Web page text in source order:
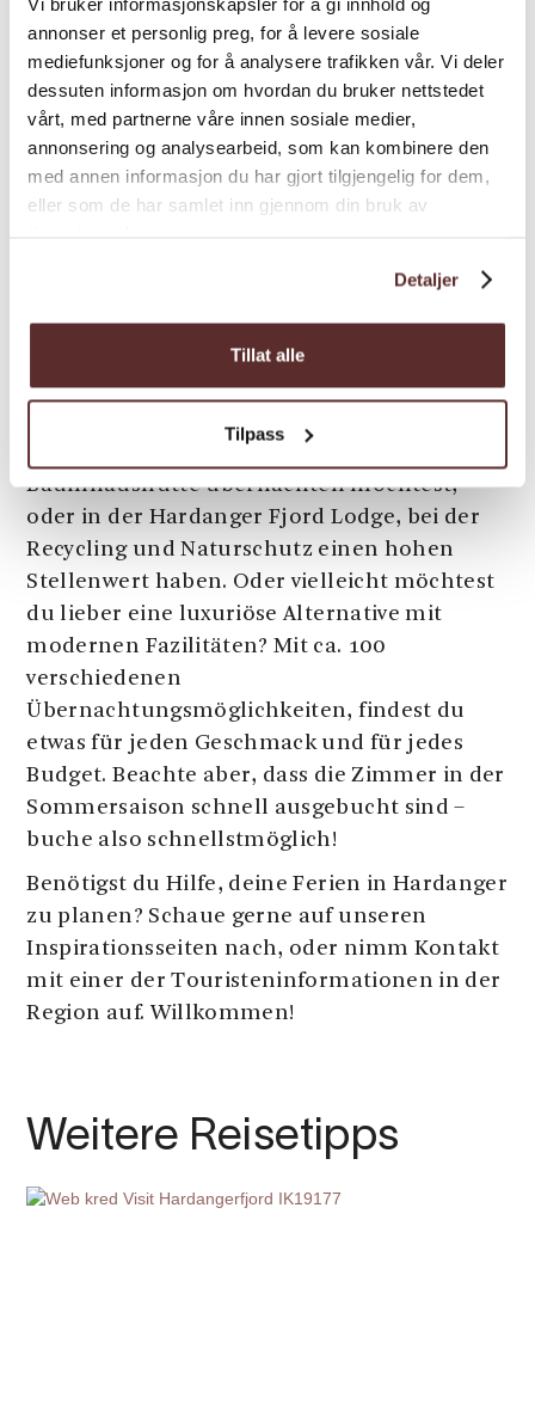
annonser et personlig preg, for å levere sosiale
mediefunksjoner og for å analysere trafikken vår. Vi deler
dessuten informasjon om hvordan du bruker nettstedet
vårt, med partnerne våre innen sosiale medier,
annonsering og analysearbeid, som kan kombinere den
med annen informasjon du har gjort tilgjengelig for dem,
eller som de har samlet inn gjennom din bruk av
Detaljer
Tillat alle
Tilpass
kaufen. Mit etwas Glück triffst du den Cidre-
Bauern selbst, der dir gerne viel
Hintergrundinfo über den Hardanger Cidre
gibt.
Dies sind nur einige wenige der vielen
spannenden Aktivitäten, Attraktionen und
bekommst du eine komplette Übersicht über
Vergiss nicht, deine Übernachtung zu buchen!
In Hardanger gibt es viele gute
Baumhaushütte übernachten möchtest,
oder in der Hardanger Fjord Lodge, bei der
Recycling und Naturschutz einen hohen
Stellenwert haben. Oder vielleicht möchtest
du lieber eine luxuriöse Alternative mit
modernen Fazilitäten? Mit ca. 100
verschiedenen
Übernachtungsmöglichkeiten, findest du
etwas für jeden Geschmack und für jedes
Budget. Beachte aber, dass die Zimmer in der
Sommersaison schnell ausgebucht sind –
buche also schnellstmöglich!
Benötigst du Hilfe, deine Ferien in Hardanger
zu planen? Schaue gerne auf unseren
Inspirationsseiten nach, oder nimm Kontakt
mit einer der Touristeninformationen in der
Region auf. Willkommen!
Weitere Reisetipps